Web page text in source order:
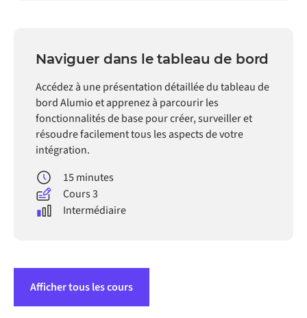
Naviguer dans le tableau de bord
Accédez à une présentation détaillée du tableau de
bord Alumio et apprenez à parcourir les
fonctionnalités de base pour créer, surveiller et
résoudre facilement tous les aspects de votre
intégration.
15 minutes
Cours 3
Intermédiaire
Afficher tous les cours